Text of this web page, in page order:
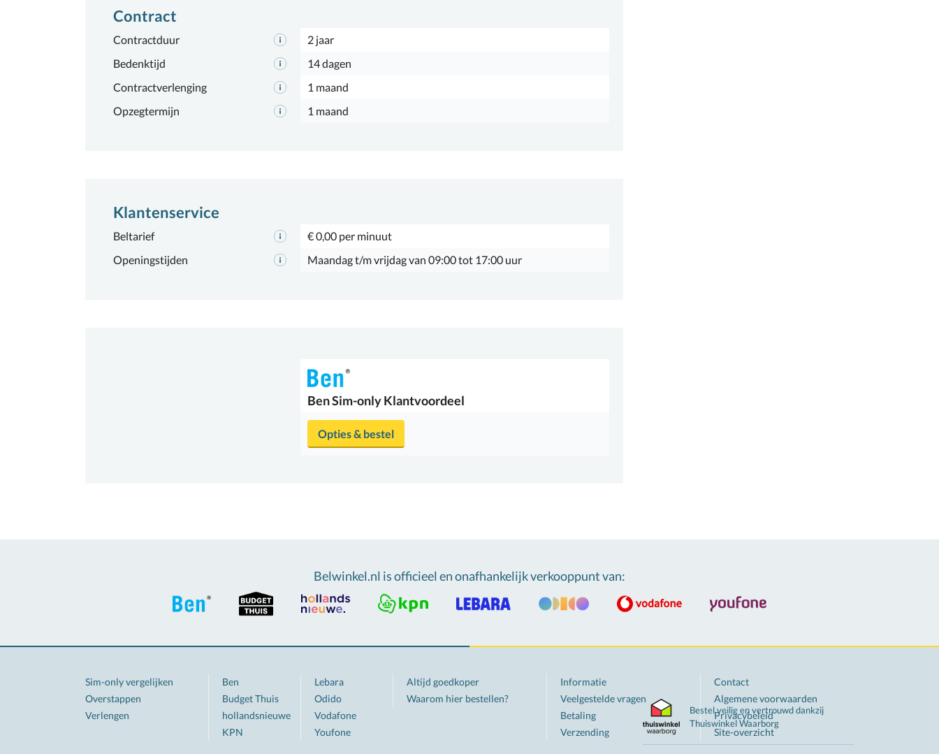
Contract
Contractduur
2 jaar
Bedenktijd
14 dagen
Contractverlenging
1 maand
Opzegtermijn
1 maand
Klantenservice
Beltarief
€ 0,00 per minuut
Openingstijden
Maandag t/m vrijdag van 09:00 tot 17:00 uur
BenSim-only Klantvoordeel
Opties & bestel
Bestel veilig en vertrouwd dankzij
ThuiswinkelWaarborg
Belwinkel.nl is officieel en onafhankelijk verkooppunt van:
Sim-only vergelijken
Overstappen
Verlengen
Ben
Budget Thuis
hollandsnieuwe
KPN
Lebara
Odido
Vodafone
Youfone
Altijd goedkoper
Waarom hier bestellen?
Informatie
Veelgestelde vragen
Betaling
Verzending
Contact
Algemene voorwaarden
Privacybeleid
Site-overzicht